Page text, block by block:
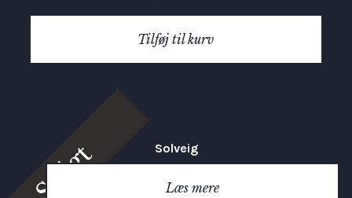
Tilføj til kurv
Solgt Solveig
Læs mere